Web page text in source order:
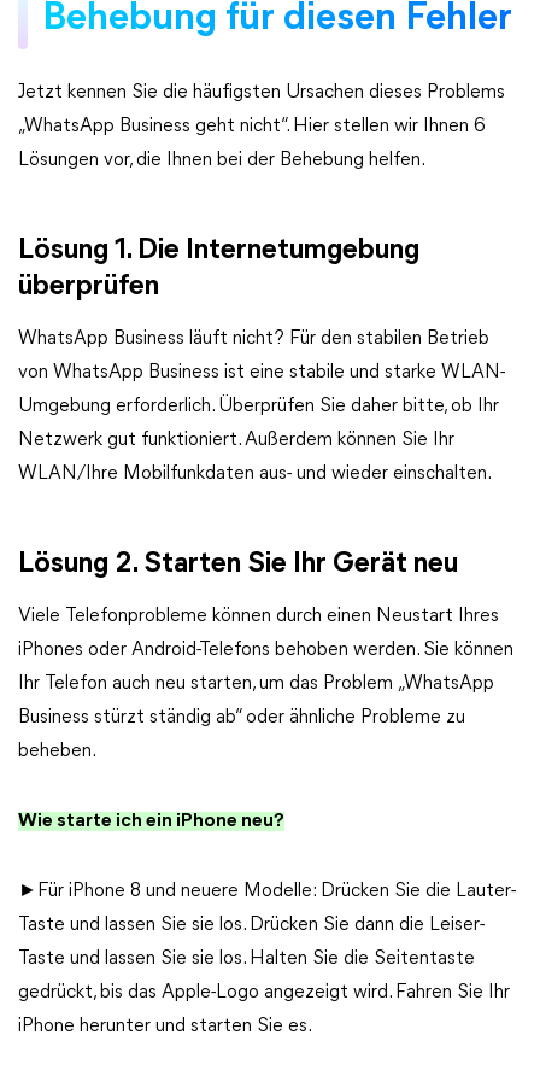
Behebung für diesen Fehler
Jetzt kennen Sie die häufigsten Ursachen dieses Problems
„WhatsApp Business geht nicht“. Hier stellen wir Ihnen 6
Lösungen vor, die Ihnen bei der Behebung helfen.
Lösung 1. Die Internetumgebung
überprüfen
WhatsApp Business läuft nicht? Für den stabilen Betrieb
von WhatsApp Business ist eine stabile und starke WLAN-
Umgebung erforderlich. Überprüfen Sie daher bitte, ob Ihr
Netzwerk gut funktioniert. Außerdem können Sie Ihr
WLAN/Ihre Mobilfunkdaten aus- und wieder einschalten.
Lösung 2. Starten Sie Ihr Gerät neu
Viele Telefonprobleme können durch einen Neustart Ihres
iPhones oder Android-Telefons behoben werden. Sie können
Ihr Telefon auch neu starten, um das Problem „WhatsApp
Business stürzt ständig ab“ oder ähnliche Probleme zu
beheben.
Wie starte ich ein iPhone neu?
►Für iPhone 8 und neuere Modelle: Drücken Sie die Lauter-
Taste und lassen Sie sie los. Drücken Sie dann die Leiser-
Taste und lassen Sie sie los. Halten Sie die Seitentaste
gedrückt, bis das Apple-Logo angezeigt wird. Fahren Sie Ihr
iPhone herunter und starten Sie es.